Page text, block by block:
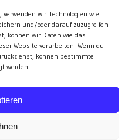
wir Technologien wie
und/oder darauf zuzugreifen.
können wir Daten wie das
Website verarbeiten. Wenn du
können bestimmte
werden.